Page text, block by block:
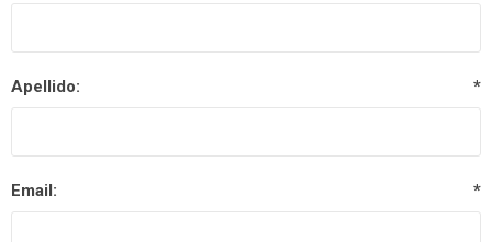
Apellido: *
Email: *